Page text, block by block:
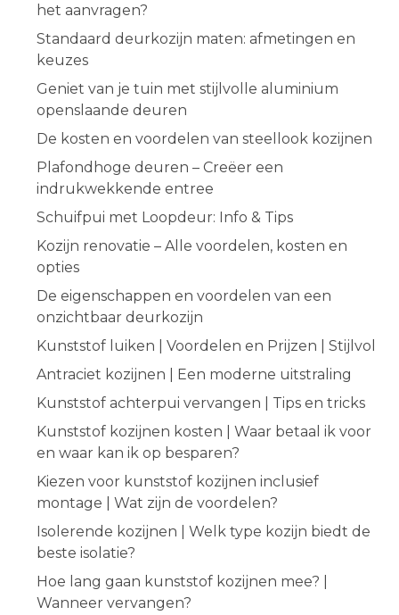
het aanvragen?
Standaard deurkozijn maten: afmetingen en
keuzes
Geniet van je tuin met stijlvolle aluminium
openslaande deuren
De kosten en voordelen van steellook kozijnen
Plafondhoge deuren – Creëer een
indrukwekkende entree
Schuifpui met Loopdeur: Info & Tips
Kozijn renovatie – Alle voordelen, kosten en
opties
De eigenschappen en voordelen van een
onzichtbaar deurkozijn
Kunststof luiken | Voordelen en Prijzen | Stijlvol
Antraciet kozijnen | Een moderne uitstraling
Kunststof achterpui vervangen | Tips en tricks
Kunststof kozijnen kosten | Waar betaal ik voor
en waar kan ik op besparen?
Kiezen voor kunststof kozijnen inclusief
montage | Wat zijn de voordelen?
Isolerende kozijnen | Welk type kozijn biedt de
beste isolatie?
Hoe lang gaan kunststof kozijnen mee? |
Wanneer vervangen?